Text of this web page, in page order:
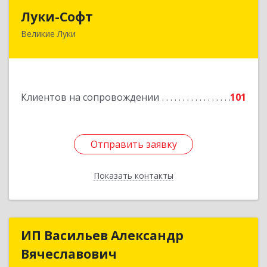
Луки-Софт
Великие Луки
Клиентов на сопровождении 101
Отправить заявку
Показать контакты
182113, Псковская обл, Великие Луки г,
Отправить заявку
Назад
ИП Васильев Александр
Вячеславович
ИП Васильев Александр